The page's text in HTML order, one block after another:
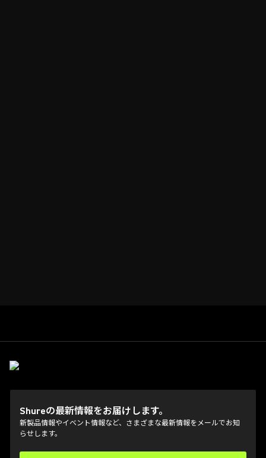
Shureの最新情報をお届けします。
新製品情報やイベント情報など、さまざまな最新情報をメールでお知
らせします。